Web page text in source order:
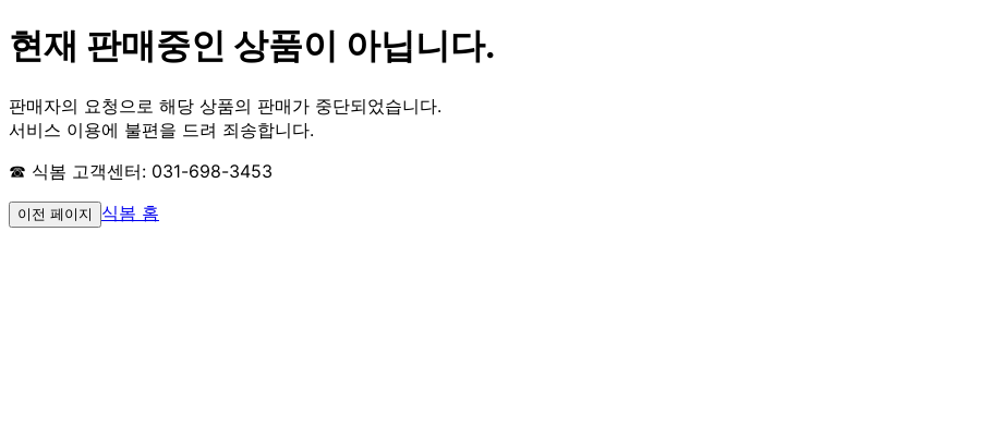
현재 판매중인 상품이 아닙니다.
판매자의 요청으로 해당 상품의 판매가 중단되었습니다.
서비스 이용에 불편을 드려 죄송합니다.
☎ 식봄 고객센터: 031-698-3453
이전 페이지 식봄 홈